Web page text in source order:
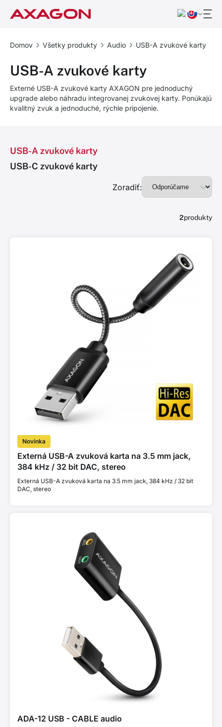
Domov Všetky produkty Audio USB-A zvukové karty
USB-A zvukové karty
Externé USB-A zvukové karty AXAGON pre jednoduchý
upgrade alebo náhradu integrovanej zvukovej karty. Ponúkajú
kvalitný zvuk a jednoduché, rýchle pripojenie.
USB-A zvukové karty
USB-C zvukové karty
Zoradiť:
2produkty
Novinka
Externá USB-A zvuková karta na 3.5 mm jack,
384 kHz / 32 bit DAC, stereo
Externá USB-A zvuková karta na 3.5 mm jack, 384 kHz / 32 bit
DAC, stereo
ADA-12 USB - CABLE audio